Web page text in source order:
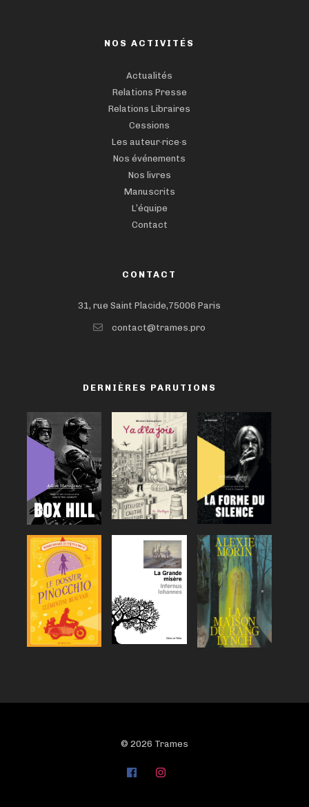
NOS ACTIVITÉS
Actualités
Relations Presse
Relations Libraires
Cessions
Les auteur·rice·s
Nos événements
Nos livres
Manuscrits
L’équipe
Contact
CONTACT
31, rue Saint Placide,75006 Paris
contact@trames.pro
DERNIÈRES PARUTIONS
© 2026 Trames